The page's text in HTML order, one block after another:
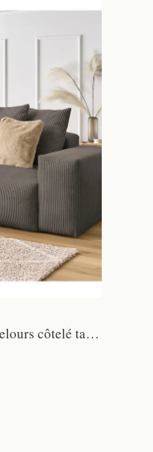
Voltaire canapé droit fixe 3 places velours côtelé taupe